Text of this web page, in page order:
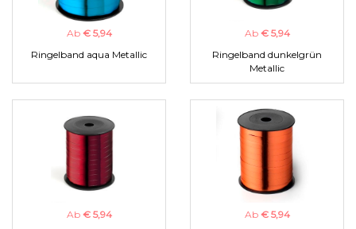
Ab € 5,94
Ringelband aqua Metallic
Ab € 5,94
Ringelband dunkelgrün
Metallic
Ab € 5,94
Ab € 5,94